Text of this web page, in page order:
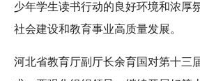
少年学生读书行动的良好环境和浓厚
社会建设和教育事业高质量发展。
河北省教育厅副厅长余育国对第十三